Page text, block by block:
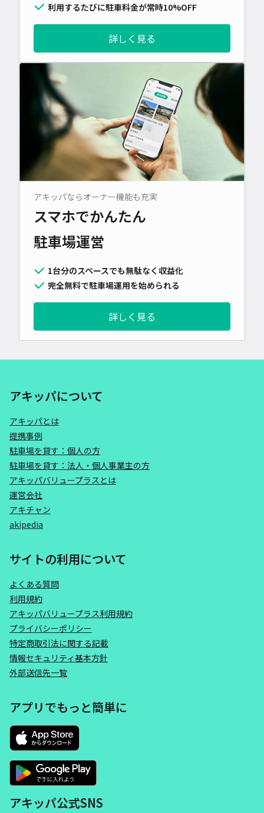
利用するたびに駐車料金が常時10%OFF
詳しく見る
アキッパならオーナー機能も充実
スマホでかんたん
駐車場運営
1台分のスペースでも無駄なく収益化
完全無料で駐車場運用を始められる
詳しく見る
アキッパについて
アキッパとは
提携事例
駐車場を貸す：個人の方
駐車場を貸す：法人・個人事業主の方
アキッパバリュープラスとは
運営会社
アキチャン
akipedia
サイトの利用について
よくある質問
利用規約
アキッパバリュープラス利用規約
プライバシーポリシー
特定商取引法に関する記載
情報セキュリティ基本方針
外部送信先一覧
アプリでもっと簡単に
アキッパ公式SNS